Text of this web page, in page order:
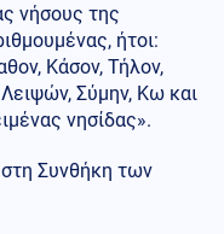
νήσους της
ήτοι:
Κάσον, Τήλον,
Σύμην, Κω και
νησίδας».
Συνθήκη των